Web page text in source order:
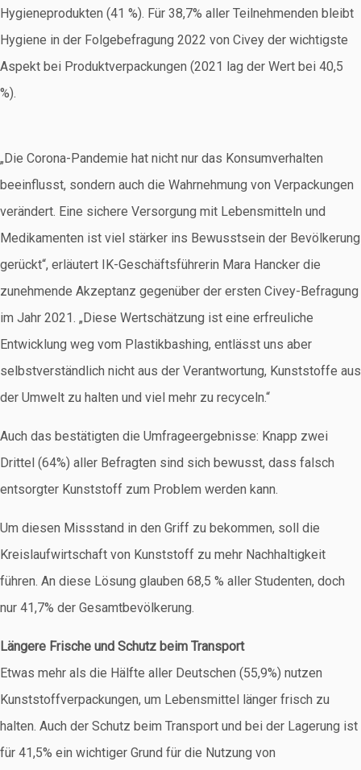
Hygieneprodukten (41 %). Für 38,7% aller Teilnehmenden bleibt
Hygiene in der Folgebefragung 2022 von Civey der wichtigste
Aspekt bei Produktverpackungen (2021 lag der Wert bei 40,5
%).
„Die Corona-Pandemie hat nicht nur das Konsumverhalten
beeinflusst, sondern auch die Wahrnehmung von Verpackungen
verändert. Eine sichere Versorgung mit Lebensmitteln und
Medikamenten ist viel stärker ins Bewusstsein der Bevölkerung
gerückt“, erläutert IK-Geschäftsführerin Mara Hancker die
zunehmende Akzeptanz gegenüber der ersten Civey-Befragung
im Jahr 2021. „Diese Wertschätzung ist eine erfreuliche
Entwicklung weg vom Plastikbashing, entlässt uns aber
selbstverständlich nicht aus der Verantwortung, Kunststoffe aus
der Umwelt zu halten und viel mehr zu recyceln.“
Auch das bestätigten die Umfrageergebnisse: Knapp zwei
Drittel (64%) aller Befragten sind sich bewusst, dass falsch
entsorgter Kunststoff zum Problem werden kann.
Um diesen Missstand in den Griff zu bekommen, soll die
Kreislaufwirtschaft von Kunststoff zu mehr Nachhaltigkeit
führen. An diese Lösung glauben 68,5 % aller Studenten, doch
nur 41,7% der Gesamtbevölkerung.
Längere Frische und Schutz beim Transport
Etwas mehr als die Hälfte aller Deutschen (55,9%) nutzen
Kunststoffverpackungen, um Lebensmittel länger frisch zu
halten. Auch der Schutz beim Transport und bei der Lagerung ist
für 41,5% ein wichtiger Grund für die Nutzung von